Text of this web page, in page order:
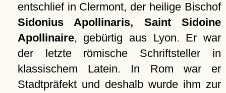
entschlief in Clermont, der heilige Bischof
Sidonius Apollinaris, Saint Sidoine
Apollinaire, gebürtig aus Lyon. Er war
der letzte römische Schriftsteller in
klassischem Latein. In Rom war er
Stadtpräfekt und deshalb wurde ihm zur